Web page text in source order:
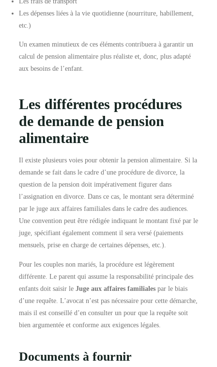
Les dépenses liées à la vie quotidienne (nourriture, habillement,
etc.)
Un examen minutieux de ces éléments contribuera à garantir un
calcul de pension alimentaire plus réaliste et, donc, plus adapté
aux besoins de l’enfant.
Les différentes procédures
de demande de pension
alimentaire
Il existe plusieurs voies pour obtenir la pension alimentaire. Si la
demande se fait dans le cadre d’une procédure de divorce, la
question de la pension doit impérativement figurer dans
l’assignation en divorce. Dans ce cas, le montant sera déterminé
par le juge aux affaires familiales dans le cadre des audiences.
Une convention peut être rédigée indiquant le montant fixé par le
juge, spécifiant également comment il sera versé (paiements
mensuels, prise en charge de certaines dépenses, etc.).
Pour les couples non mariés, la procédure est légèrement
différente. Le parent qui assume la responsabilité principale des
enfants doit saisir le Juge aux affaires familialespar le biais
d’une requête. L’avocat n’est pas nécessaire pour cette démarche,
mais il est conseillé d’en consulter un pour que la requête soit
bien argumentée et conforme aux exigences légales.
Documents à fournir